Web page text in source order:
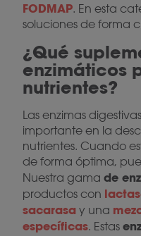
FODMAP. En esta
soluciones de forma
¿Qué
enzimáticos
nutrientes?
Las enzimas
importante en la
nutrientes. Cuando
de forma óptima,
Nuestra gama de
productos con
sacarasa y una
específicas. Estas